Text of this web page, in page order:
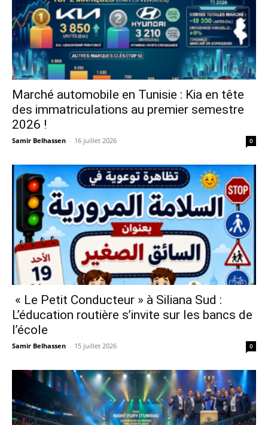
Marché automobile en Tunisie : Kia en tête
des immatriculations au premier semestre
2026 !
Samir Belhassen - 16 juillet 2026 0
« Le Petit Conducteur » à Siliana Sud :
L’éducation routière s’invite sur les bancs de
l’école
Samir Belhassen - 15 juillet 2026 0